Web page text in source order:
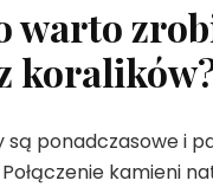
warto
są ponadczasowe i
kamieni